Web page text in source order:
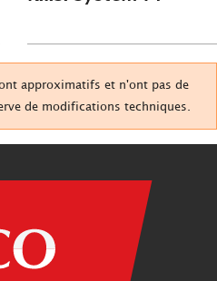
approximatifs et n'ont pas de
de modifications techniques.